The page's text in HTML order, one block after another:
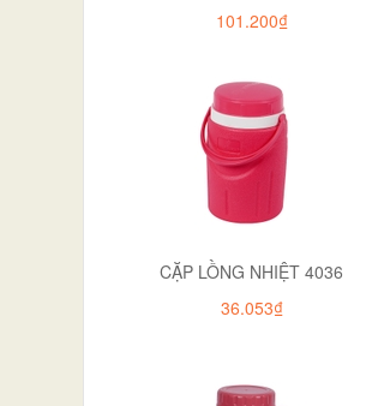
101.200₫
CẶP LỒNG NHIỆT 4036
36.053₫